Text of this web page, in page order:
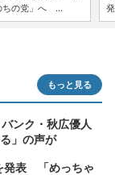
ちの党」へ ...
もっと見る
ンク・秋広優人
」の声が
発表 「めっちゃ